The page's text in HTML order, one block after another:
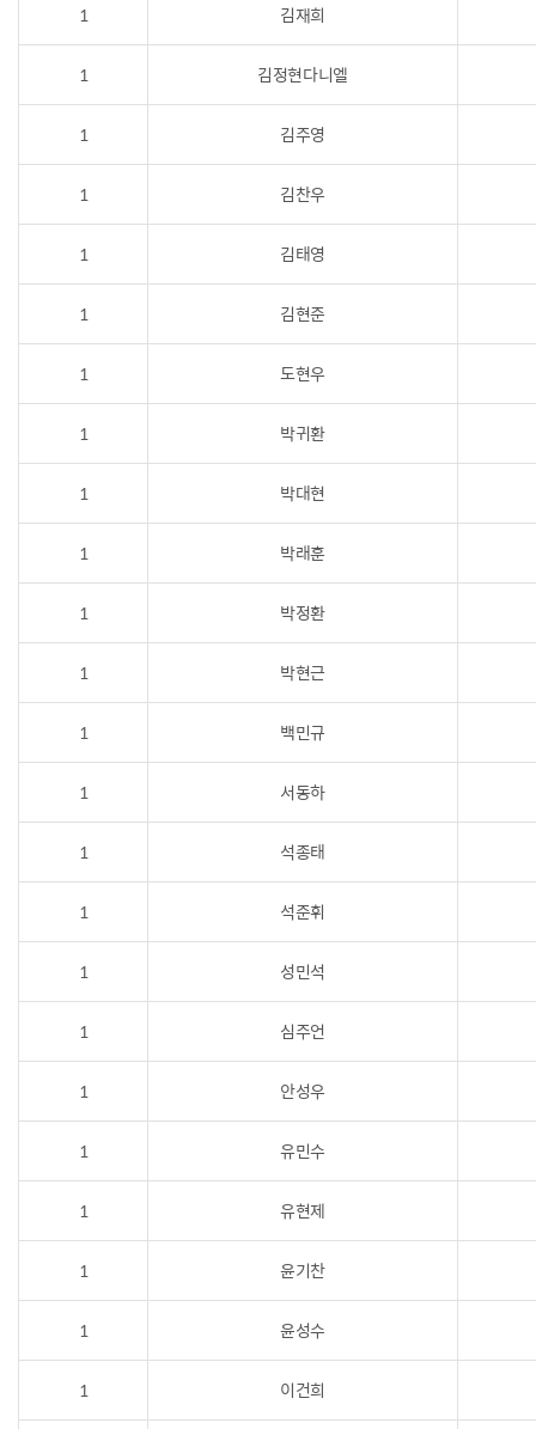
1 김재희
1 김정현다니엘
1 김주영
1 김찬우
1 김태영
1 김현준
1 도현우
1 박귀환
1 박대현
1 박래훈
1 박정환
1 박현근
1 백민규
1 서동하
1 석종태
1 석준휘
1 성민석
1 심주언
1 안성우
1 유민수
1 유현제
1 윤기찬
1 윤성수
1 이건희